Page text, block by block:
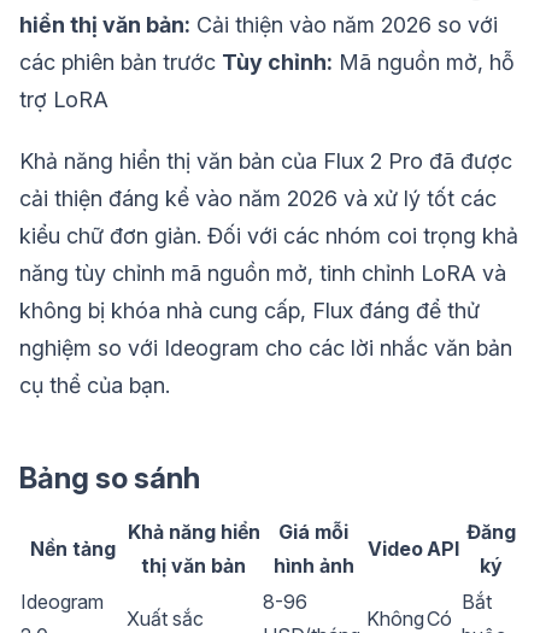
hiển thị văn bản: Cải thiện vào năm 2026 so với
các phiên bản trước Tùy chỉnh: Mã nguồn mở, hỗ
trợ LoRA
Khả năng hiển thị văn bản của Flux 2 Pro đã được
cải thiện đáng kể vào năm 2026 và xử lý tốt các
kiểu chữ đơn giản. Đối với các nhóm coi trọng khả
năng tùy chỉnh mã nguồn mở, tinh chỉnh LoRA và
không bị khóa nhà cung cấp, Flux đáng để thử
nghiệm so với Ideogram cho các lời nhắc văn bản
cụ thể của bạn.
Bảng so sánh
Nền tảng
Khả năng hiển
thị văn bản
Giá mỗi
hình ảnh
VideoAPI
Đăng
ký
Ideogram
Xuất sắc
8-96
KhôngCó
Bắt